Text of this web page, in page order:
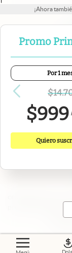
¡Ahora
Promo
Por 1
$
$999
Quiero
Portal
propiedad
N° de